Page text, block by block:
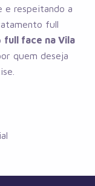
e respeitando a
full
full face na Vila
quem deseja